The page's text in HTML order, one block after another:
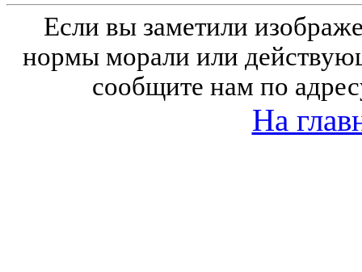
Если вы заметили
нормы морали или
сообщите нам по
На